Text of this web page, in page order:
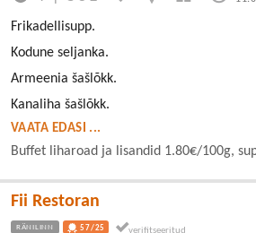
Frikadellisupp.
Kodune seljanka.
Armeenia šašlõkk.
Kanaliha šašlõkk.
VAATA EDASI ...
Buffet liharoad ja lisandid 1.80€/100g,
Fii Restoran
RÄNILINN 57/25